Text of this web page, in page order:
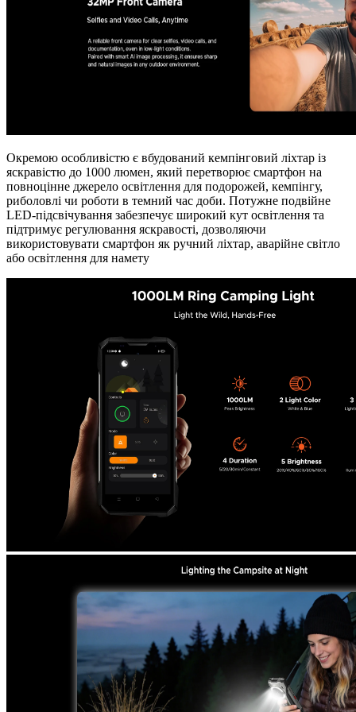
Окремою особливістю є вбудований кемпінговий ліхтар із
яскравістю до 1000 люмен, який перетворює смартфон на
повноцінне джерело освітлення для подорожей, кемпінгу,
риболовлі чи роботи в темний час доби. Потужне подвійне
LED-підсвічування забезпечує широкий кут освітлення та
підтримує регулювання яскравості, дозволяючи
використовувати смартфон як ручний ліхтар, аварійне світло
або освітлення для намету